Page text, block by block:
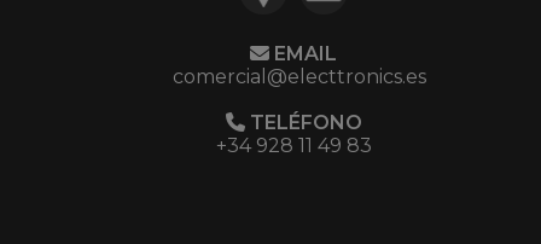
EMAIL
comercial@electtronics.es
TELÉFONO
+34 928 11 49 83